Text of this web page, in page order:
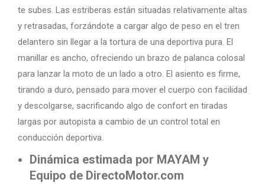
te subes. Las estriberas están situadas relativamente altas
y retrasadas, forzándote a cargar algo de peso en el tren
delantero sin llegar a la tortura de una deportiva pura. El
manillar es ancho, ofreciendo un brazo de palanca colosal
para lanzar la moto de un lado a otro. El asiento es firme,
tirando a duro, pensado para mover el cuerpo con facilidad
y descolgarse, sacrificando algo de confort en tiradas
largas por autopista a cambio de un control total en
conducción deportiva.
Dinámica estimada por MAYAM y
Equipo de DirectoMotor.com